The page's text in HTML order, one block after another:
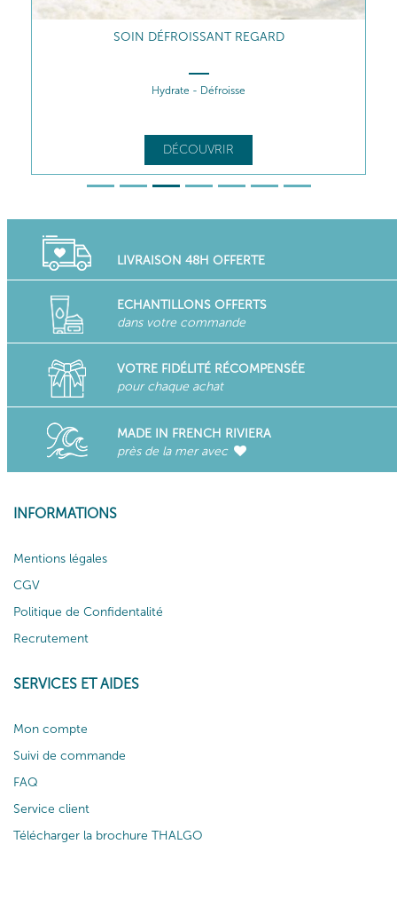
SOIN DÉFROISSANT REGARD
Hydrate - Défroisse
DÉCOUVRIR
LIVRAISON 48H OFFERTE
ECHANTILLONS OFFERTS
dans votre commande
VOTRE FIDÉLITÉ RÉCOMPENSÉE
pour chaque achat
MADE IN FRENCH RIVIERA
près de la mer avec
INFORMATIONS
Mentions légales
CGV
Politique de Confidentalité
Recrutement
SERVICES ET AIDES
Mon compte
Suivi de commande
FAQ
Service client
Télécharger la brochure THALGO